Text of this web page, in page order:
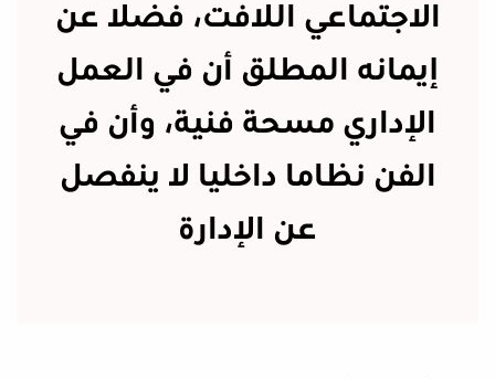
الاجتماعي اللافت، فضلا عن
إيمانه المطلق أن في العمل
الإداري مسحة فنية، وأن في
الفن نظاما داخليا لا ينفصل
عن الإدارة